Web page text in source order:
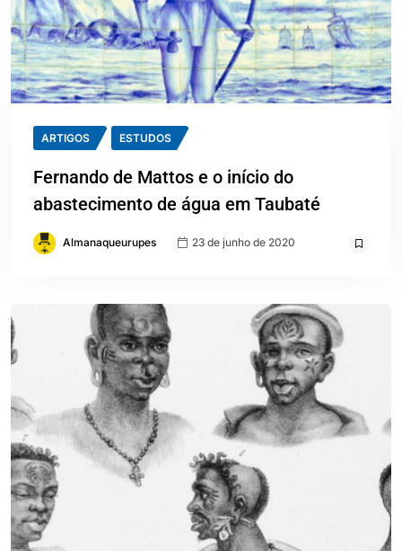
ARTIGOS ESTUDOS
Fernando de Mattos e o início do
abastecimento de água em Taubaté
Almanaqueurupes 23 de junho de 2020